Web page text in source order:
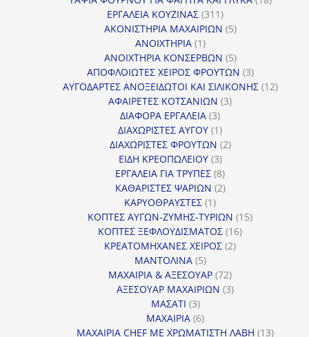
ΕΡΓΑΛΕΙΑ ΚΟΥΖΙΝΑΣ 311311
προϊόντα
ΑΚΟΝΙΣΤΗΡΙΑ ΜΑΧΑΙΡΙΩΝ 55
ΑΝΟΙΧΤΗΡΙΑ 11
προϊόν
ΑΝΟΙΧΤΗΡΙΑ ΚΟΝΣΕΡΒΩΝ 55
προϊόντα
ΑΠΟΦΛΟΙΩΤΕΣ ΧΕΙΡΟΣ ΦΡΟΥΤΩΝ 33
προϊόντα
ΑΥΓΟΔΑΡΤΕΣ ΑΝΟΞΕΙΔΩΤΟΙ ΚΑΙ ΣΙΛΙΚΟΝΗΣ 1212
ΑΦΑΙΡΕΤΕΣ ΚΟΤΣΑΝΙΩΝ 33
ΔΙΑΦΟΡΑ ΕΡΓΑΛΕΙΑ 33
προϊόντα
ΔΙΑΧΩΡΙΣΤΕΣ ΑΥΓΟΥ 11
προϊόν
ΔΙΑΧΩΡΙΣΤΕΣ ΦΡΟΥΤΩΝ 22
ΕΙΔΗ ΚΡΕΟΠΩΛΕΙΟΥ 33
προϊόντα
ΕΡΓΑΛΕΙΑ ΓΙΑ ΤΡΥΠΕΣ 88
προϊόντα
ΚΑΘΑΡΙΣΤΕΣ ΨΑΡΙΩΝ 22
ΚΑΡΥΟΘΡΑΥΣΤΕΣ 11
προϊόν
ΚΟΠΤΕΣ ΑΥΓΩΝ-ΖΥΜΗΣ-ΤΥΡΙΩΝ 1515
ΚΟΠΤΕΣ ΞΕΦΛΟΥΔΙΣΜΑΤΟΣ 1616
ΚΡΕΑΤΟΜΗΧΑΝΕΣ ΧΕΙΡΟΣ 22
ΜΑΝΤΟΛΙΝΑ 55
προϊόντα
ΜΑΧΑΙΡΙΑ & ΑΞΕΣΟΥΑΡ 7272
προϊόντα
ΑΞΕΣΟΥΑΡ ΜΑΧΑΙΡΙΩΝ 33
ΜΑΣΑΤΙ 33
προϊόντα
ΜΑΧΑΙΡΙΑ 66
προϊόντα
ΜΑΧΑΙΡΙΑ CHEF ΜΕ ΧΡΩΜΑΤΙΣΤΗ ΛΑΒΗ 1313